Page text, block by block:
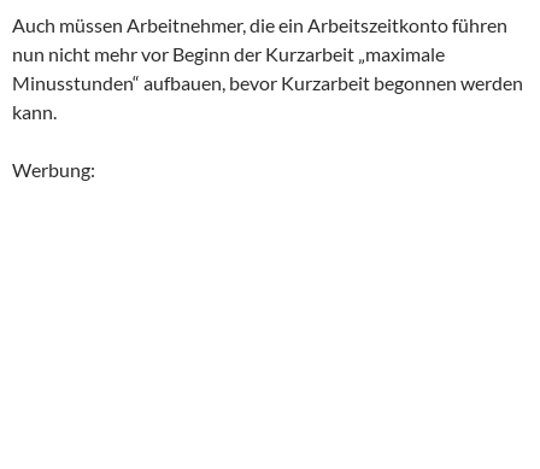
Auch müssen Arbeitnehmer, die ein Arbeitszeitkonto führen
nun nicht mehr vor Beginn der Kurzarbeit „maximale
Minusstunden“ aufbauen, bevor Kurzarbeit begonnen werden
kann.
Werbung: